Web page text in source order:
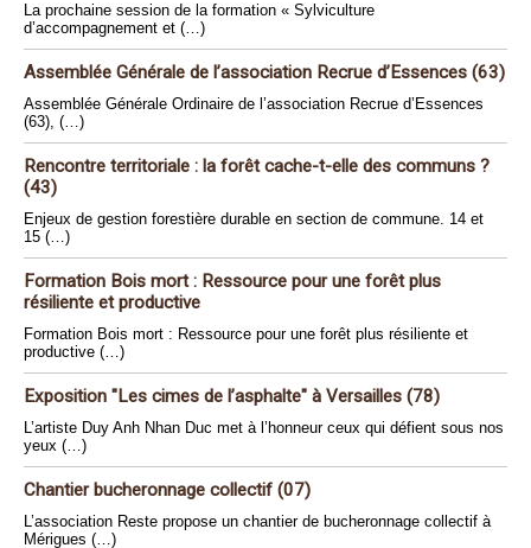
La prochaine session de la formation « Sylviculture
d’accompagnement et (…)
Assemblée Générale de l’association Recrue d’Essences (63)
Assemblée Générale Ordinaire de l’association Recrue d’Essences
(63), (…)
Rencontre territoriale : la forêt cache-t-elle des communs ?
(43)
Enjeux de gestion forestière durable en section de commune. 14 et
15 (…)
Formation Bois mort : Ressource pour une forêt plus
résiliente et productive
Formation Bois mort : Ressource pour une forêt plus résiliente et
productive (…)
Exposition "Les cimes de l’asphalte" à Versailles (78)
L’artiste Duy Anh Nhan Duc met à l’honneur ceux qui défient sous nos
yeux (…)
Chantier bucheronnage collectif (07)
L’association Reste propose un chantier de bucheronnage collectif à
Mérigues (…)